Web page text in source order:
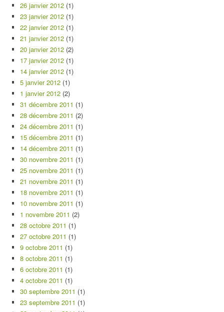
26 janvier 2012 (1)
23 janvier 2012 (1)
22 janvier 2012 (1)
21 janvier 2012 (1)
20 janvier 2012 (2)
17 janvier 2012 (1)
14 janvier 2012 (1)
5 janvier 2012 (1)
1 janvier 2012 (2)
31 décembre 2011 (1)
28 décembre 2011 (2)
24 décembre 2011 (1)
15 décembre 2011 (1)
14 décembre 2011 (1)
30 novembre 2011 (1)
25 novembre 2011 (1)
21 novembre 2011 (1)
18 novembre 2011 (1)
10 novembre 2011 (1)
1 novembre 2011 (2)
28 octobre 2011 (1)
27 octobre 2011 (1)
9 octobre 2011 (1)
8 octobre 2011 (1)
6 octobre 2011 (1)
4 octobre 2011 (1)
30 septembre 2011 (1)
23 septembre 2011 (1)